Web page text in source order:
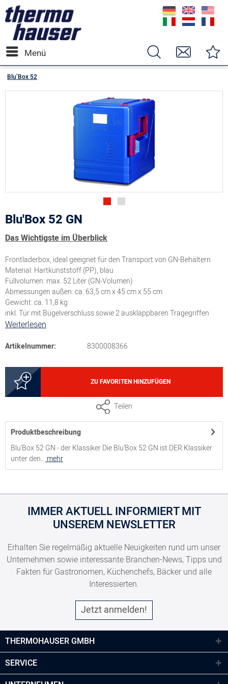
Menü
Blu’Box 52
Blu'Box 52 GN
Das Wichtigste im Überblick
Frontladerbox, ideal geeignet für den Transport von GN-Behältern
Material: Hartkunststoff (PP), blau
Füllvolumen: max. 52 Liter (GN-Volumen)
Abmessungen außen: ca. 63,5 cm x 45 cm x 55 cm
Gewicht: ca. 11,8 kg
inkl. Tür mit Bügelverschluss sowie 2 ausklappbaren Tragegriffen
Weiterlesen
Artikelnummer: 8300008366
ZU FAVORITEN HINZUFÜGEN
Teilen
Produktbeschreibung
Blu'Box 52 GN - der Klassiker Die Blu'Box 52 GN ist DER Klassiker
unter den... mehr
IMMER AKTUELL INFORMIERT MIT
UNSEREM NEWSLETTER
Erhalten Sie regelmäßig aktuelle Neuigkeiten rund um unser
Unternehmen sowie interessante Branchen-News, Tipps und
Fakten für Gastronomen, Küchenchefs, Bäcker und alle
Interessierten.
Jetzt anmelden!
THERMOHAUSER GMBH
SERVICE